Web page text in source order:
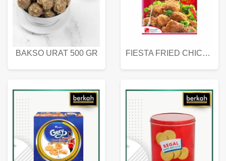
BAKSO URAT 500 GR FIESTA FRIED CHICKEN 500 GR